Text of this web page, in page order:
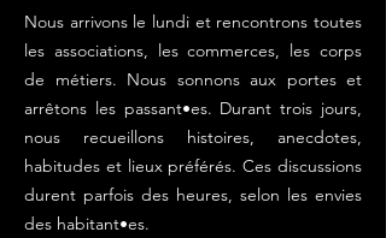
Nous arrivons le lundi et rencontrons toutes
les associations, les commerces, les corps
de métiers. Nous sonnons aux portes et
arrêtons les passant•es. Durant trois jours,
nous recueillons histoires, anecdotes,
habitudes et lieux préférés. Ces discussions
durent parfois des heures, selon les envies
des habitant•es.